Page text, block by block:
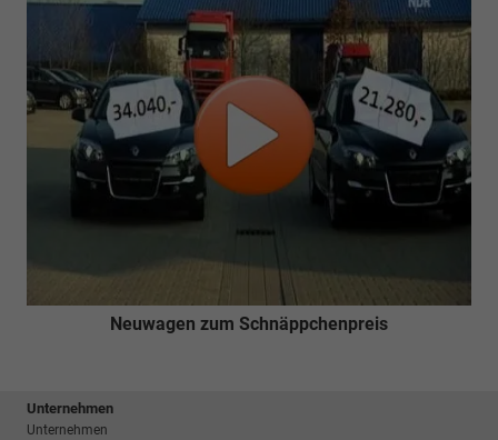
Neuwagen zum Schnäppchenpreis
Unternehmen
Unternehmen